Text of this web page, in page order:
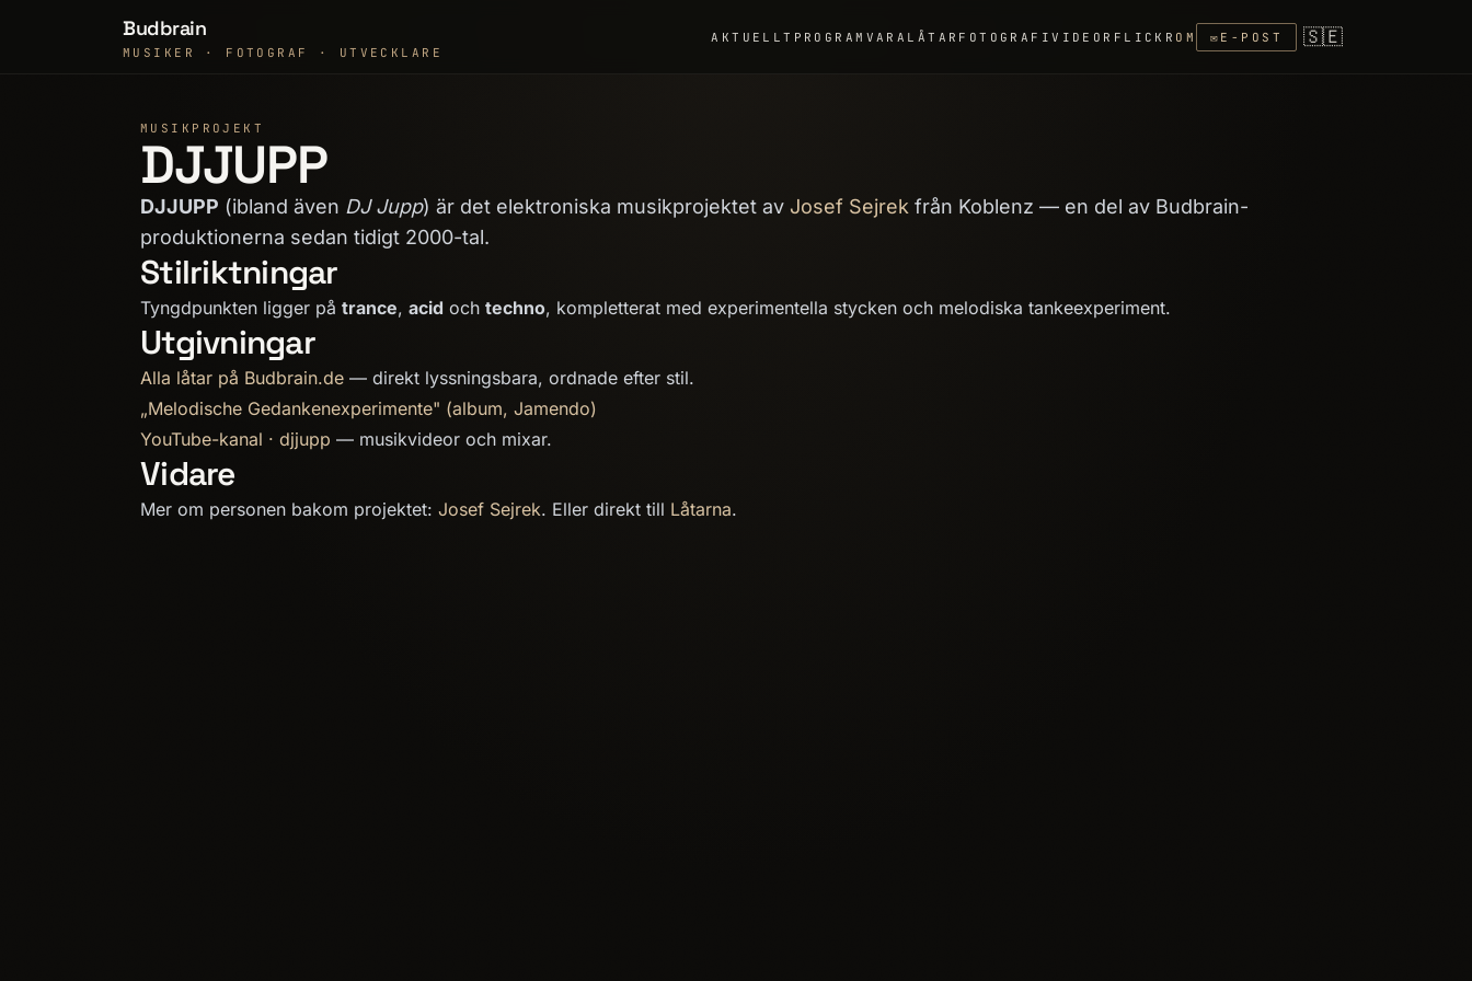
Budbrain
MUSIKER · FOTOGRAF · UTVECKLARE
AKTUELLT PROGRAMVARA LÅTAR FOTOGRAFIVIDEOR FLICKR OM ✉ E-POST 🇸🇪
MUSIKPROJEKT
DJJUPP
DJJUPP (ibland även DJ Jupp) är det elektroniska musikprojektet av Josef Sejrek från Koblenz — en del av Budbrain-
produktionerna sedan tidigt 2000-tal.
Stilriktningar
Tyngdpunkten ligger på trance, acid och techno, kompletterat med experimentella stycken och melodiska tankeexperiment.
Utgivningar
Alla låtar på Budbrain.de — direkt lyssningsbara, ordnade efter stil.
„Melodische Gedankenexperimente" (album, Jamendo)
YouTube-kanal · djjupp — musikvideor och mixar.
Vidare
Mer om personen bakom projektet: Josef Sejrek. Eller direkt till Låtarna.